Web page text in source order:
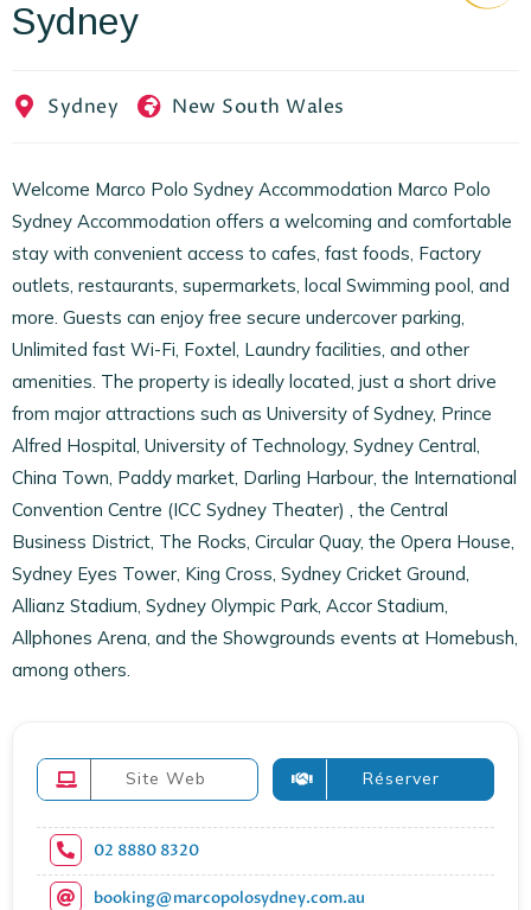
EN
Sydney
Sydney New South Wales
Welcome Marco Polo Sydney Accommodation Marco Polo
Sydney Accommodation offers a welcoming and comfortable
stay with convenient access to cafes, fast foods, Factory
outlets, restaurants, supermarkets, local Swimming pool, and
more. Guests can enjoy free secure undercover parking,
Unlimited fast Wi-Fi, Foxtel, Laundry facilities, and other
amenities. The property is ideally located, just a short drive
from major attractions such as University of Sydney, Prince
Alfred Hospital, University of Technology, Sydney Central,
China Town, Paddy market, Darling Harbour, the International
Convention Centre (ICC Sydney Theater) , the Central
Business District, The Rocks, Circular Quay, the Opera House,
Sydney Eyes Tower, King Cross, Sydney Cricket Ground,
Allianz Stadium, Sydney Olympic Park, Accor Stadium,
Allphones Arena, and the Showgrounds events at Homebush,
among others.
Site Web Réserver
02 8880 8320
booking@marcopolosydney.com.au